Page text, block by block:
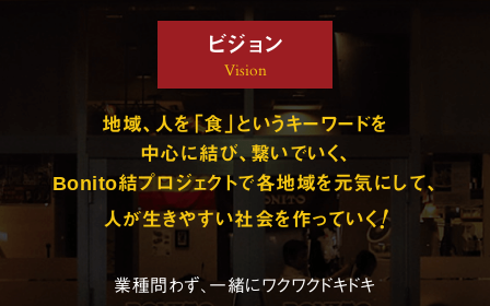
ビジョン
Vision
地域、人を「食」というキーワードを
中心に結び、繋いでいく、
Bonito結プロジェクトで各地域を元気にして、
人が生きやすい社会を作っていく!
業種問わず、一緒にワクワクドキドキ